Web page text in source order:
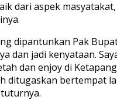
dari aspek
dipantunkan Pak
dan jadi kenyataan.
dan enjoy di
ditugaskan bertempat